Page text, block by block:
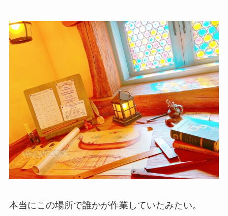
本当にこの場所で誰かが作業していたみたい。